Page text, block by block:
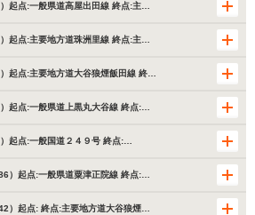
起点:一般県道高屋出田線 終点:主…
起点:主要地方道珠洲里線 終点:主…
起点:主要地方道大谷狼煙飯田線 終…
起点:一般県道上黒丸大谷線 終点:…
起点:一般国道２４９号 終点:…
）起点:一般県道粟津正院線 終点:…
）起点: 終点:主要地方道大谷狼煙…